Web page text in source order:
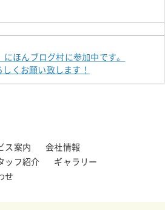
にほんブログ村に参加中です。
しくお願い致します！
ス案内
会社情報
ッフ紹介
ギャラリー
せ